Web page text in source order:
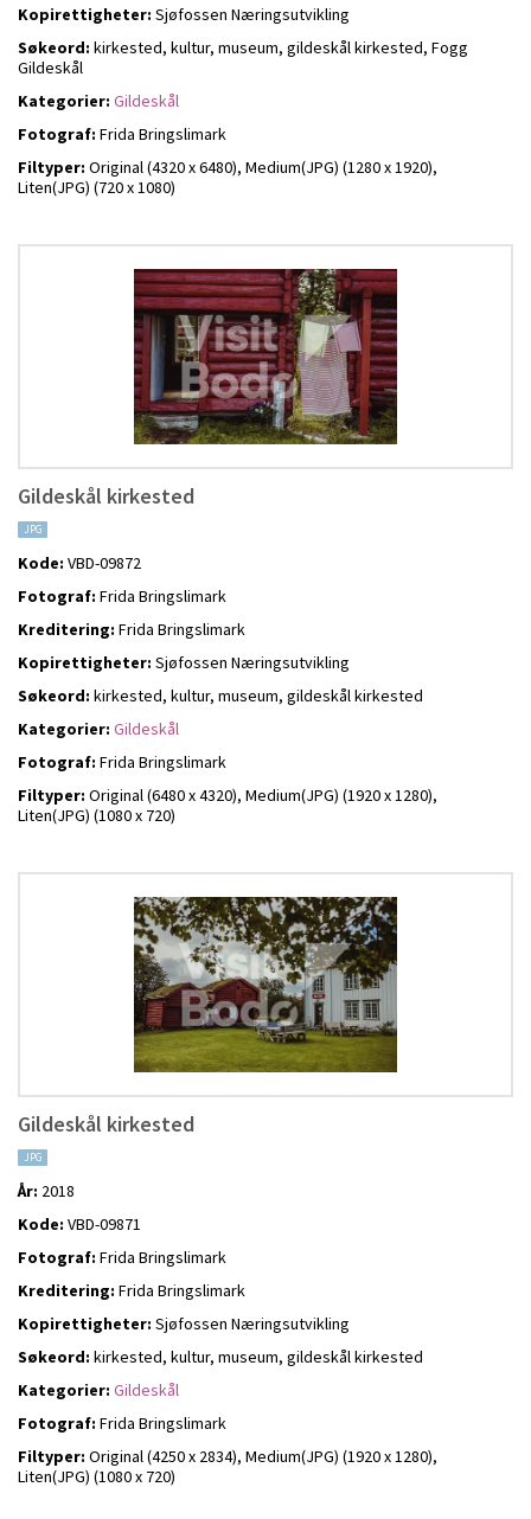
Kopirettigheter: Sjøfossen Næringsutvikling
Søkeord: kirkested, kultur, museum, gildeskål kirkested, Fogg
Gildeskål
Kategorier: Gildeskål
Fotograf: Frida Bringslimark
Filtyper: Original (4320 x 6480), Medium(JPG) (1280 x 1920),
Liten(JPG) (720 x 1080)
Gildeskål kirkested
JPG
Kode: VBD-09872
Fotograf: Frida Bringslimark
Kreditering: Frida Bringslimark
Kopirettigheter: Sjøfossen Næringsutvikling
Søkeord: kirkested, kultur, museum, gildeskål kirkested
Kategorier: Gildeskål
Fotograf: Frida Bringslimark
Filtyper: Original (6480 x 4320), Medium(JPG) (1920 x 1280),
Liten(JPG) (1080 x 720)
Gildeskål kirkested
JPG
År: 2018
Kode: VBD-09871
Fotograf: Frida Bringslimark
Kreditering: Frida Bringslimark
Kopirettigheter: Sjøfossen Næringsutvikling
Søkeord: kirkested, kultur, museum, gildeskål kirkested
Kategorier: Gildeskål
Fotograf: Frida Bringslimark
Filtyper: Original (4250 x 2834), Medium(JPG) (1920 x 1280),
Liten(JPG) (1080 x 720)